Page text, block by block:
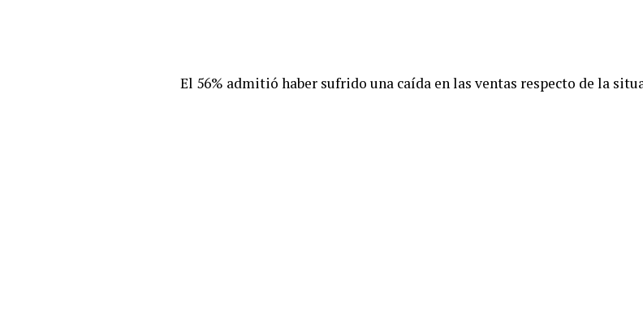
El 56% admitió haber sufrido una caída en las ventas respecto de la